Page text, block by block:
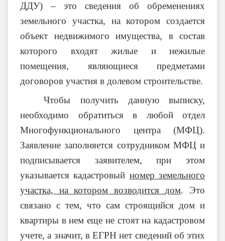
ДДУ) – это сведения об обременениях
земельного участка, на котором создается
объект недвижимого имущества, в состав
которого входят жилые и нежилые
помещения, являющиеся предметами
договоров участия в долевом строительстве.
Чтобы получить данную выписку,
необходимо обратиться в любой отдел
Многофункционального центра (МФЦ).
Заявление заполняется сотрудником МФЦ и
подписывается заявителем, при этом
указывается кадастровый номер земельного
участка, на котором возводится дом. Это
связано с тем, что сам строящийся дом и
квартиры в нем еще не стоят на кадастровом
учете, а значит, в ЕГРН нет сведений об этих